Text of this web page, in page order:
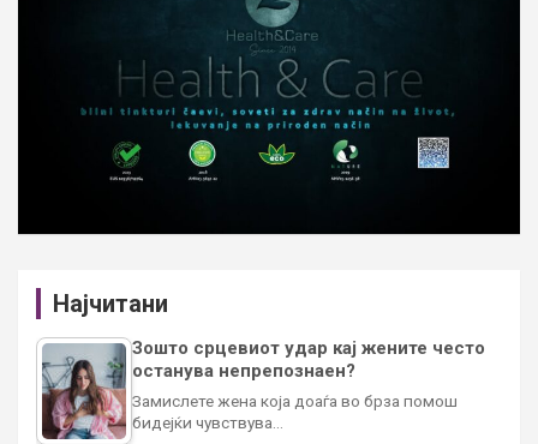
Најчитани
Зошто срцевиот удар кај жените често
останува непрепознаен?
Замислете жена која доаѓа во брза помош
бидејќи чувствува…